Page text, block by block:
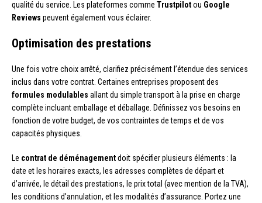
qualité du service. Les plateformes comme Trustpilotou Google
Reviews peuvent également vous éclairer.
Optimisation des prestations
Une fois votre choix arrêté, clarifiez précisément l’étendue des services
inclus dans votre contrat. Certaines entreprises proposent des
formules modulables allant du simple transport à la prise en charge
complète incluant emballage et déballage. Définissez vos besoins en
fonction de votre budget, de vos contraintes de temps et de vos
capacités physiques.
Le contrat de déménagementdoit spécifier plusieurs éléments : la
date et les horaires exacts, les adresses complètes de départ et
d’arrivée, le détail des prestations, le prix total (avec mention de la TVA),
les conditions d’annulation, et les modalités d’assurance. Portez une